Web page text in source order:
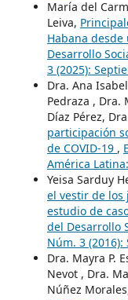
María del
Leiva,
Habana
Desarrollo
3 (2025):
Dra. Ana
Pedraza , Dra.
Díaz Pérez,
participación
de COVID-19 ,
América
Yeisa Sarduy
el vestir de los
estudio de
del Desarrollo
Núm. 3
Dra. Mayra P.
Nevot , Dra.
Núñez